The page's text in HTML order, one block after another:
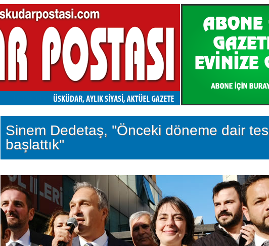
Sinem Dedetaş, ''Önceki döneme dair
başlattık''